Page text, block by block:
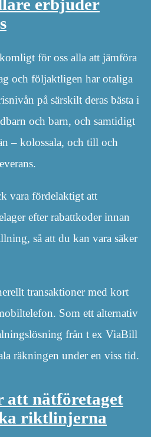
erbjuder
för oss alla att jämföra
och följaktligen har otaliga
på särskilt deras bästa i
och barn, och samtidigt
– kolossala, och till och
vara fördelaktigt att
efter rabattkoder innan
så att du kan vara säker
transaktioner med kort
Som ett alternativ
från t ex ViaBill
räkningen under en viss tid.
att nätföretaget
riktlinjerna